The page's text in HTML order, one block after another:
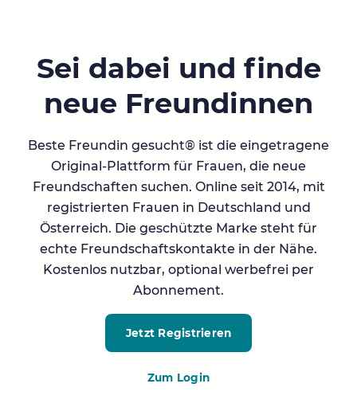
Sei dabei und finde
neue Freundinnen
Beste Freundin gesucht® ist die eingetragene
Original-Plattform für Frauen, die neue
Freundschaften suchen. Online seit 2014, mit
registrierten Frauen in Deutschland und
Österreich. Die geschützte Marke steht für
echte Freundschaftskontakte in der Nähe.
Kostenlos nutzbar, optional werbefrei per
Abonnement.
Jetzt Registrieren
Zum Login